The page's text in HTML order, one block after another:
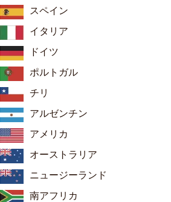
スペイン
イタリア
ドイツ
ポルトガル
チリ
アルゼンチン
アメリカ
オーストラリア
ニュージーランド
南アフリカ